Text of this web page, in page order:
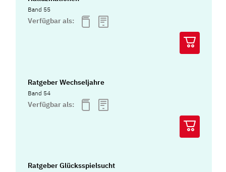
Band 55
Verfügbar als:
Ratgeber Wechseljahre
Band 54
Verfügbar als:
Ratgeber Glücksspielsucht